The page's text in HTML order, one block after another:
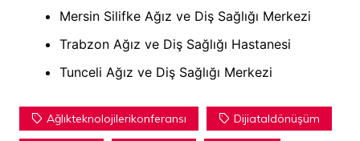
Mersin Silifke Ağız ve Diş Sağlığı Merkezi
Trabzon Ağız ve Diş Sağlığı Hastanesi
Tunceli Ağız ve Diş Sağlığı Merkezi
Ağlıkteknolojilerikonferansı Dijiataldönüşüm